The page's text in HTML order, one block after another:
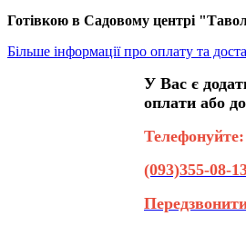
Готівкою в Садовому центрі
Більше інформації про оплату та
У Вас є
оплати або
Телефонуйте:
(093)355-08-